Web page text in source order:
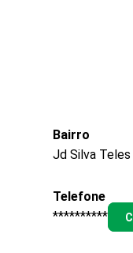
Bairro
Jd Silva Teles
Telefone
**********